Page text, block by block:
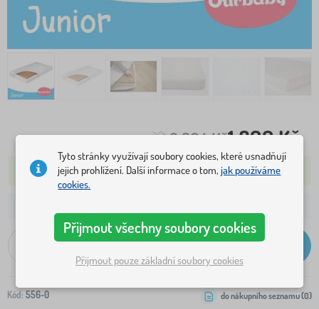
2 304 Kč1 899 Kč
SKLADEM VÍCE NEŽ 5 KS
+ Přidat do košíku
Kód: 556-0 do nákupního seznamu (0)
Tyto stránky využívají soubory cookies, které usnadňují
jejich prohlížení. Další informace o tom,jak používáme
cookies.
Přijmout všechny soubory cookies
Přijmout pouze základní soubory cookies